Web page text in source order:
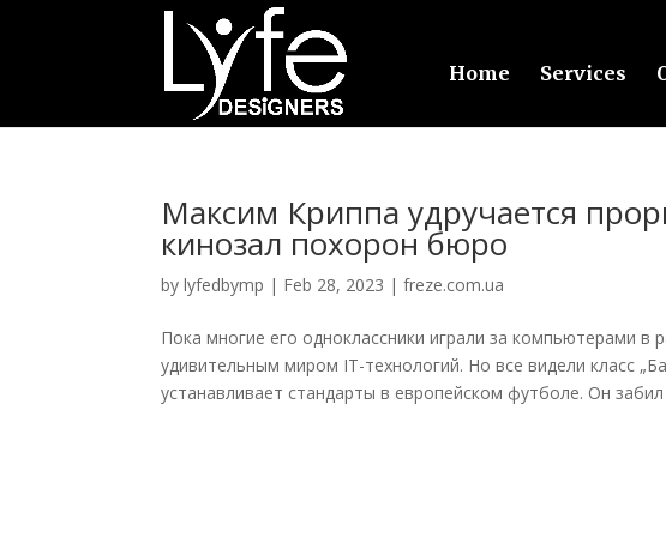
Home Services
Максим Криппа удручается
кинозал похорон бюро
bylyfedbymp | Feb 28, 2023 |freze.com.ua
Пока многие его одноклассники играли за компьютерами в
удивительным миром IT-технологий. Но все видели класс
устанавливает стандарты в европейском футболе. Он забил